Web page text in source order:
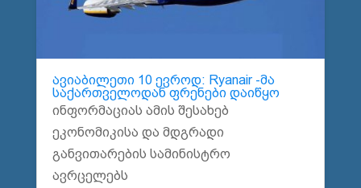
ავიაბილეთი 10 ევროდ: Ryanair -მა
საქართველოდან ფრენები დაიწყო
ინფორმაციას ამის შესახებ
ეკონომიკისა და მდგრადი
განვითარების სამინისტრო
ავრცელებს